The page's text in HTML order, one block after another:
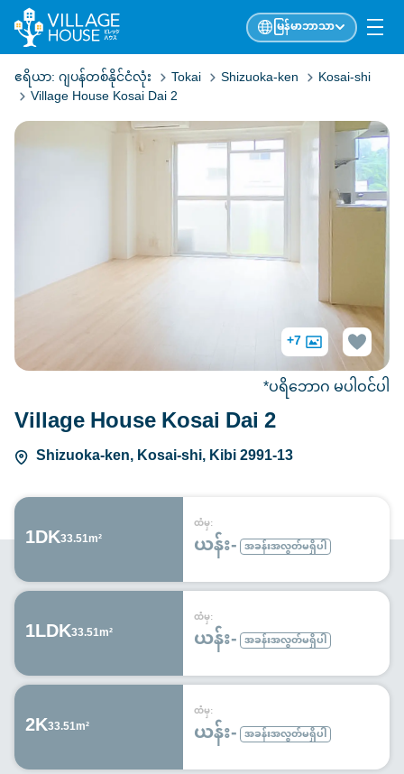
မြန်မာဘာသာ
ဧရိယာ:ဂျပန်တစ်နိုင်ငံလုံး Tokai Shizuoka-ken Kosai-shi
Village House Kosai Dai 2
Village House Kosai Dai 2
Shizuoka-ken, Kosai-shi, Kibi 2991-13
+7
*ပရိဘောဂ မပါဝင်ပါ
1DK33.51m²
ထံမှ:
ယန်း- အခန်းအလွတ်မရှိပါ
1LDK33.51m²
ထံမှ:
ယန်း- အခန်းအလွတ်မရှိပါ
2K33.51m²
ထံမှ:
ယန်း- အခန်းအလွတ်မရှိပါ